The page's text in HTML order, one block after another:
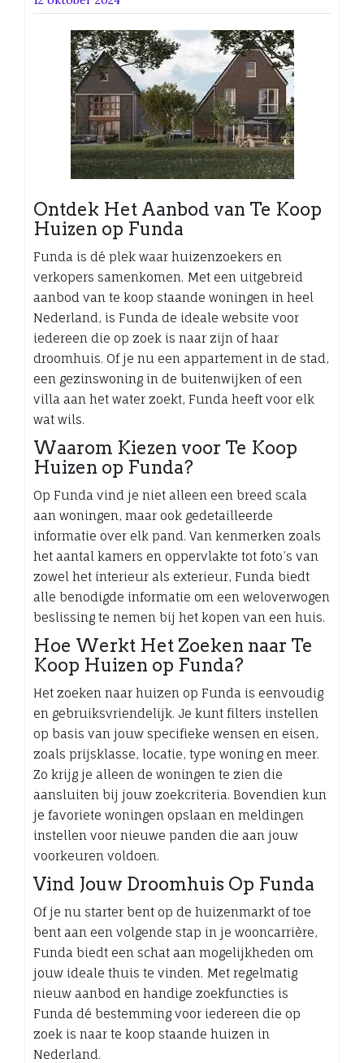
Ontdek Het Aanbod van Te Koop
Huizen op Funda
Funda is dé plek waar huizenzoekers en
verkopers samenkomen. Met een uitgebreid
aanbod van te koop staande woningen in heel
Nederland, is Funda de ideale website voor
iedereen die op zoek is naar zijn of haar
droomhuis. Of je nu een appartement in de stad,
een gezinswoning in de buitenwijken of een
villa aan het water zoekt, Funda heeft voor elk
wat wils.
Waarom Kiezen voor Te Koop
Huizen op Funda?
Op Funda vind je niet alleen een breed scala
aan woningen, maar ook gedetailleerde
informatie over elk pand. Van kenmerken zoals
het aantal kamers en oppervlakte tot foto’s van
zowel het interieur als exterieur, Funda biedt
alle benodigde informatie om een weloverwogen
beslissing te nemen bij het kopen van een huis.
Hoe Werkt Het Zoeken naar Te
Koop Huizen op Funda?
Het zoeken naar huizen op Funda is eenvoudig
en gebruiksvriendelijk. Je kunt filters instellen
op basis van jouw specifieke wensen en eisen,
zoals prijsklasse, locatie, type woning en meer.
Zo krijg je alleen de woningen te zien die
aansluiten bij jouw zoekcriteria. Bovendien kun
je favoriete woningen opslaan en meldingen
instellen voor nieuwe panden die aan jouw
voorkeuren voldoen.
Vind Jouw Droomhuis Op Funda
Of je nu starter bent op de huizenmarkt of toe
bent aan een volgende stap in je wooncarrière,
Funda biedt een schat aan mogelijkheden om
jouw ideale thuis te vinden. Met regelmatig
nieuw aanbod en handige zoekfuncties is
Funda dé bestemming voor iedereen die op
zoek is naar te koop staande huizen in
Nederland.